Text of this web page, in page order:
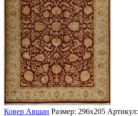
Ковер Авшан Размер: 296х205